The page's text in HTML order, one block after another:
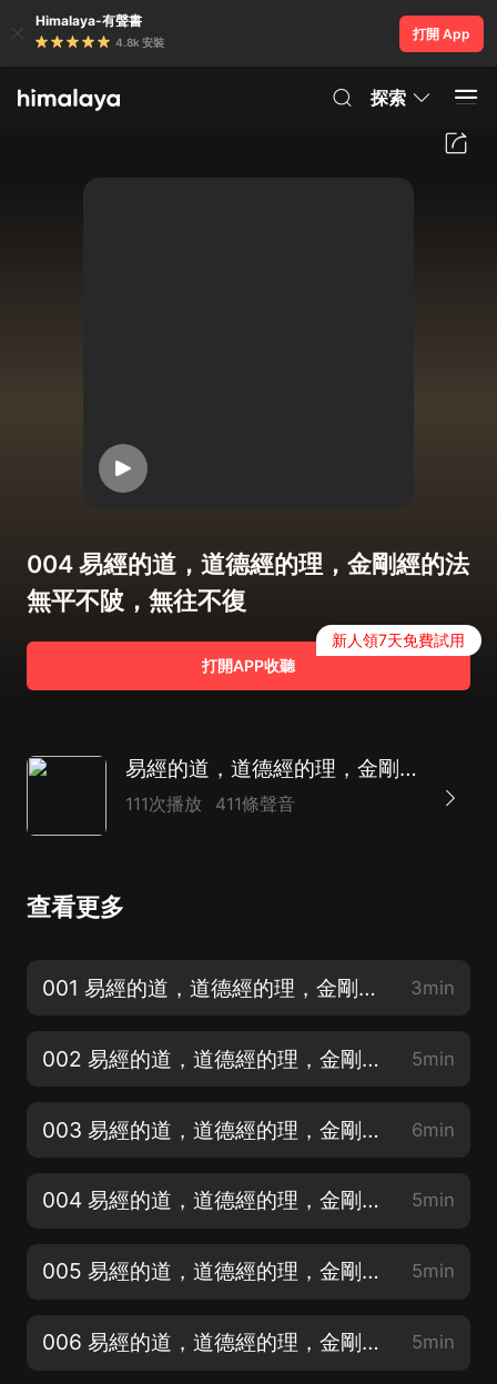
Himalaya-有聲書
4.8k 安裝
打開 App
探索
004 易經的道，道德經的理，金剛經的法
無平不陂，無往不復
打開APP收聽
新人領7天免費試用
易經的道，道德經的理，金剛經的法 |國學經典解壓
111次播放 411條聲音
查看更多
001 易經的道，道德經的理，金剛經的法 前言 3min
002 易經的道，道德經的理，金剛經的法 （上）易經的道 變易、簡易、不易 5min
003 易經的道，道德經的理，金剛經的法 （上）易經的道 窮則變，變則通 6min
004 易經的道，道德經的理，金剛經的法 無平不陂，無往不復 5min
005 易經的道，道德經的理，金剛經的法 恰逢其時，適得其位 5min
006 易經的道，道德經的理，金剛經的法 好與壞、吉與凶都在片刻轉化中 5min